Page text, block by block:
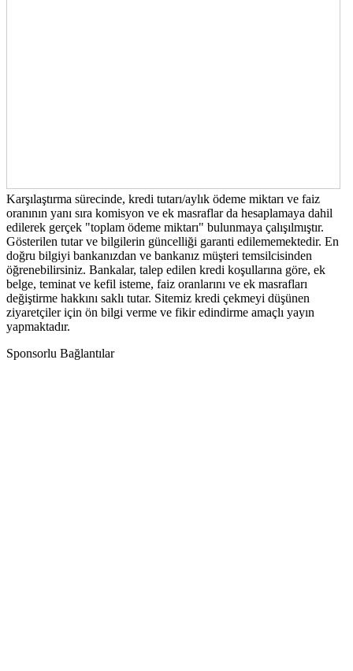
Karşılaştırma sürecinde, kredi tutarı/aylık ödeme miktarı ve faiz
oranının yanı sıra komisyon ve ek masraflar da hesaplamaya dahil
edilerek gerçek "toplam ödeme miktarı" bulunmaya çalışılmıştır.
Gösterilen tutar ve bilgilerin güncelliği garanti edilememektedir. En
doğru bilgiyi bankanızdan ve bankanız müşteri temsilcisinden
öğrenebilirsiniz. Bankalar, talep edilen kredi koşullarına göre, ek
belge, teminat ve kefil isteme, faiz oranlarını ve ek masrafları
değiştirme hakkını saklı tutar. Sitemiz kredi çekmeyi düşünen
ziyaretçiler için ön bilgi verme ve fikir edindirme amaçlı yayın
yapmaktadır.
Sponsorlu Bağlantılar